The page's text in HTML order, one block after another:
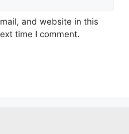
and website in this
time I comment.